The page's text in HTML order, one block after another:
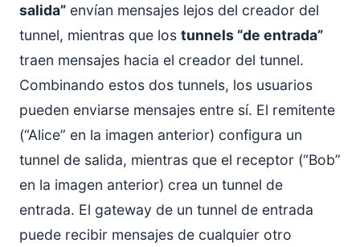
salida” envían mensajes lejos del creador del
tunnel, mientras que los tunnels “de entrada”
traen mensajes hacia el creador del tunnel.
Combinando estos dos tunnels, los usuarios
pueden enviarse mensajes entre sí. El remitente
(“Alice” en la imagen anterior) configura un
tunnel de salida, mientras que el receptor (“Bob”
en la imagen anterior) crea un tunnel de
entrada. El gateway de un tunnel de entrada
puede recibir mensajes de cualquier otro